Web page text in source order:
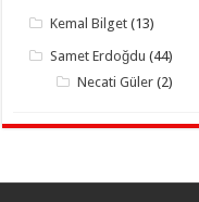
Kemal Bilget (13)
Samet Erdoğdu (44)
Necati Güler (2)